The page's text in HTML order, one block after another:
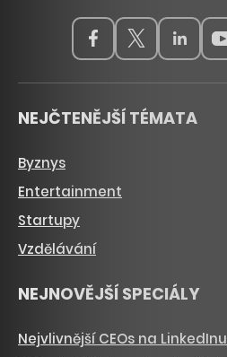
NEJČTENĚJŠÍ TÉMATA
Byznys
Entertainment
Startupy
Vzdělávání
NEJNOVĚJŠÍ SPECIÁLY
Nejvlivnější CEOs na LinkedInu